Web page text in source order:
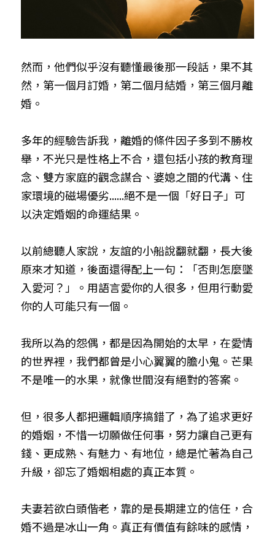
然而，他們似乎沒有聽懂最後那一段話，果不其
然，第一個月訂婚，第二個月結婚，第三個月離
婚。
多年的經驗告訴我，離婚的條件因子多到不勝枚
舉，不光只是性格上不合，還包括小孩的教育理
念、雙方家庭的觀念謀合、婆媳之間的代溝、住
家環境的磁場優劣......絕不是一個「好日子」可
以決定婚姻的命運結果。
以前總聽人家說，友誼的小船說翻就翻，長大後
原來才知道，後面還得配上一句：「否則怎麼墜
入愛河？」。用語言愛你的人很多，但用行動愛
你的人可能只有一個。
我所以為的怨偶，都是因為開始的太早，在愛情
的世界裡，我們都曾是小心翼翼的膽小鬼。芒果
不是唯一的水果，就像世間沒有絕對的答案。
但，很多人都把邏輯順序搞錯了，為了追求更好
的婚姻，不惜一切願做任何事，努力讓自己更有
錢、更成熟、有魅力、有地位，總是忙著為自己
升級，卻忘了婚姻相處的真正本質。
夫妻若欲白頭偕老，靠的是長期建立的信任，合
婚不過是冰山一角。真正有價值有餘味的感情，